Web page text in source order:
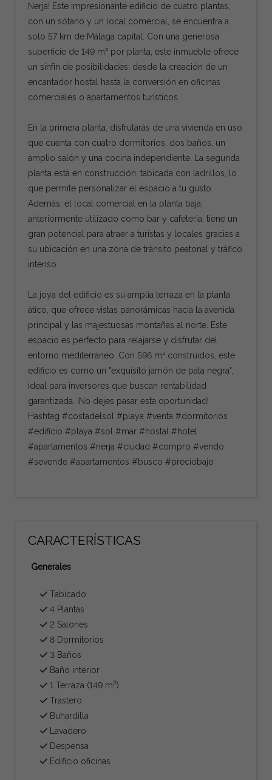
Nerja! Este impresionante edificio de cuatro plantas,
con un sótano y un local comercial, se encuentra a
solo 57 km de Málaga capital. Con una generosa
superficie de 149 m² por planta, este inmueble ofrece
un sinfín de posibilidades: desde la creación de un
encantador hostal hasta la conversión en oficinas
comerciales o apartamentos turísticos.
En la primera planta, disfrutarás de una vivienda en uso
que cuenta con cuatro dormitorios, dos baños, un
amplio salón y una cocina independiente. La segunda
planta está en construcción, tabicada con ladrillos, lo
que permite personalizar el espacio a tu gusto.
Además, el local comercial en la planta baja,
anteriormente utilizado como bar y cafetería, tiene un
gran potencial para atraer a turistas y locales gracias a
su ubicación en una zona de tránsito peatonal y tráfico
intenso.
La joya del edificio es su amplia terraza en la planta
ático, que ofrece vistas panorámicas hacia la avenida
principal y las majestuosas montañas al norte. Este
espacio es perfecto para relajarse y disfrutar del
entorno mediterráneo. Con 596 m² construidos, este
edificio es como un "exquisito jamón de pata negra",
ideal para inversores que buscan rentabilidad
garantizada. ¡No dejes pasar esta oportunidad!
Hashtag #costadelsol #playa #venta #dormitorios
#edificio #playa #sol #mar #hostal #hotel
#apartamentos #nerja #ciudad #compro #vendo
#sevende #apartamentos #busco #preciobajo
CARACTERÍSTICAS
Generales
Tabicado
4 Plantas
2 Salones
8 Dormitorios
3 Baños
Baño interior
1 Terraza (149 m2)
Trastero
Buhardilla
Lavadero
Despensa
Edificio oficinas